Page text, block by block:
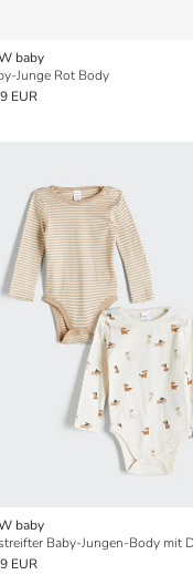
baby
Junge Rot Body
EUR
baby
EUR